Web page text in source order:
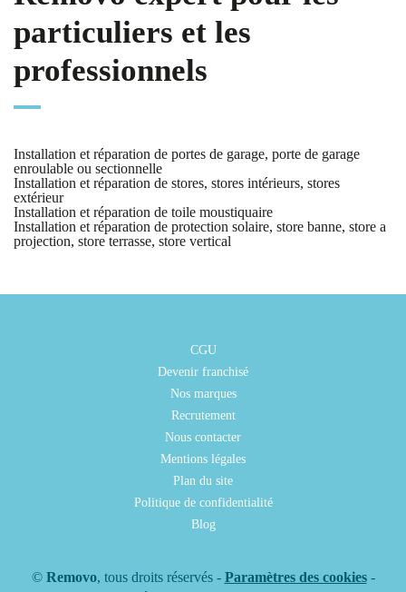
particuliers et les
professionnels
Installation et réparation de portes de garage, porte de garage
enroulable ou sectionnelle
Installation et réparation de stores, stores intérieurs, stores
extérieur
Installation et réparation de toile moustiquaire
Installation et réparation de protection solaire, store banne, store a
projection, store terrasse, store vertical
CGU
Devenir franchisé
Nos marques
Recrutement
Nous contacter
Mentions légales
Plan du site
Politique de confidentialité
Blog
© Removo, tous droits réservés - Paramètres des cookies-